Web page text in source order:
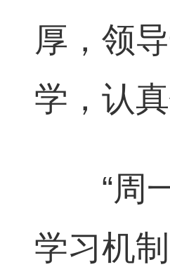
厚，领
学，认
“周一
学习机